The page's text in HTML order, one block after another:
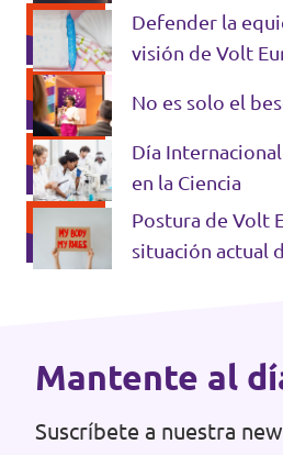
Volt Bélgica
Volt Bulgaria
Volt Chipre
Volt Croacia
Volt Chequia
Volt Dinamarca
Volt Eslovenia
Volt Estonia
Personas
Noticias
Agenda
Únete
Dona
Defender la
visión de Volt
menstruación
No es solo el
Día
en la Ciencia
Postura de Volt
situación actual
Mantente al
Suscríbete a nuestra